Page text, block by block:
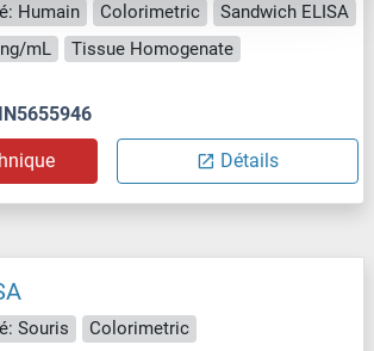
Humain Colorimetric
Sandwich ELISA
mL
Tissue Homogenate
Détails
Souris Colorimetric